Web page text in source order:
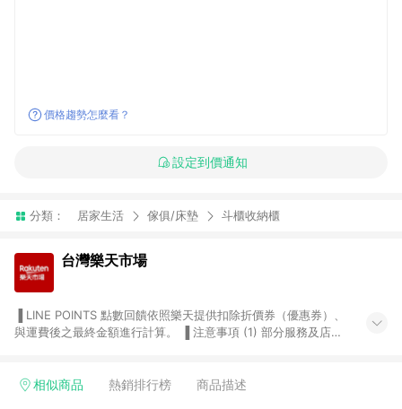
價格趨勢怎麼看？
設定到價通知
分類： 居家生活 傢俱/床墊 斗櫃收納櫃
台灣樂天市場
與運費後之最終金額進行計算。 ▐ 注意事項 (1) 部分服務及店家
Smart mobile、神腦生活、JS巨盛、樂天KOBO電子書，請詳閱
相似商品 熱銷排行榜 商品描述